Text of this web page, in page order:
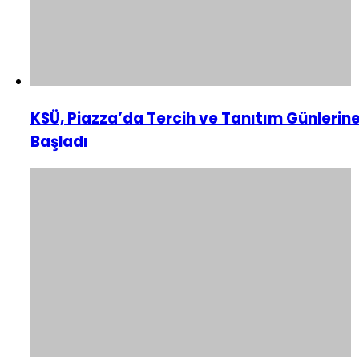
KSÜ, Piazza’da Tercih ve Tanıtım
Başladı